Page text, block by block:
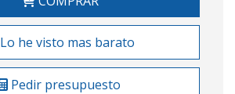
Lo he visto mas barato
Pedir presupuesto